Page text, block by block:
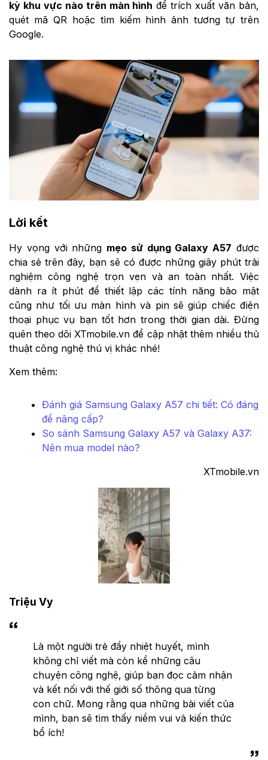
kỳ khu vực nào trên màn hình để trích xuất văn bản,
quét mã QR hoặc tìm kiếm hình ảnh tương tự trên
Google.
Lời kết
Hy vọng với những mẹo sử dụng Galaxy A57 được
chia sẻ trên đây, bạn sẽ có được những giây phút trải
nghiệm công nghệ trọn vẹn và an toàn nhất. Việc
dành ra ít phút để thiết lập các tính năng bảo mật
cũng như tối ưu màn hình và pin sẽ giúp chiếc điện
thoại phục vụ bạn tốt hơn trong thời gian dài. Đừng
quên theo dõi XTmobile.vn để cập nhật thêm nhiều thủ
thuật công nghệ thú vị khác nhé!
Xem thêm:
Đánh giá Samsung Galaxy A57 chi tiết: Có đáng
để nâng cấp?
So sánh Samsung Galaxy A57 và Galaxy A37:
Nên mua model nào?
XTmobile.vn
Triệu Vy
Là một người trẻ đầy nhiệt huyết, mình
không chỉ viết mà còn kể những câu
chuyện công nghệ, giúp bạn đọc cảm nhận
và kết nối với thế giới số thông qua từng
con chữ. Mong rằng qua những bài viết của
mình, bạn sẽ tìm thấy niềm vui và kiến thức
bổ ích!